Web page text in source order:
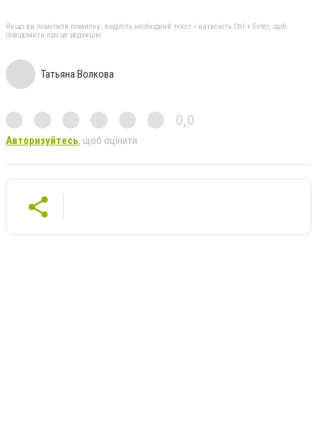
Якщо ви помітили помилку, виділіть необхідний текст і натисніть Ctrl + Enter, щоб
повідомити про це редакцію
Татьяна Волкова
0,0
Авторизуйтесь, щоб оцінити